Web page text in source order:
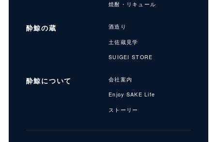
焼酎・リキュール
酔鯨の蔵 酒造り
土佐蔵見学
SUIGEI STORE
酔鯨について 会社案内
Enjoy SAKE Life
ストーリー